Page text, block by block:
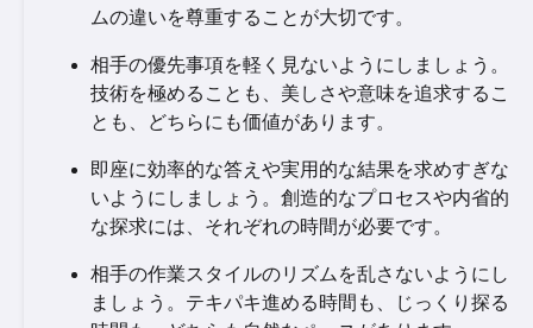
ムの違いを尊重することが大切です。
相手の優先事項を軽く見ないようにしましょう。
技術を極めることも、美しさや意味を追求するこ
とも、どちらにも価値があります。
即座に効率的な答えや実用的な結果を求めすぎな
いようにしましょう。創造的なプロセスや内省的
な探求には、それぞれの時間が必要です。
相手の作業スタイルのリズムを乱さないようにし
ましょう。テキパキ進める時間も、じっくり探る